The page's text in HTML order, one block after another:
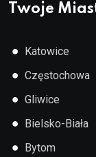
Twoje
● Katowice
● Częstochowa
● Gliwice
● Bielsko-Biała
● Bytom